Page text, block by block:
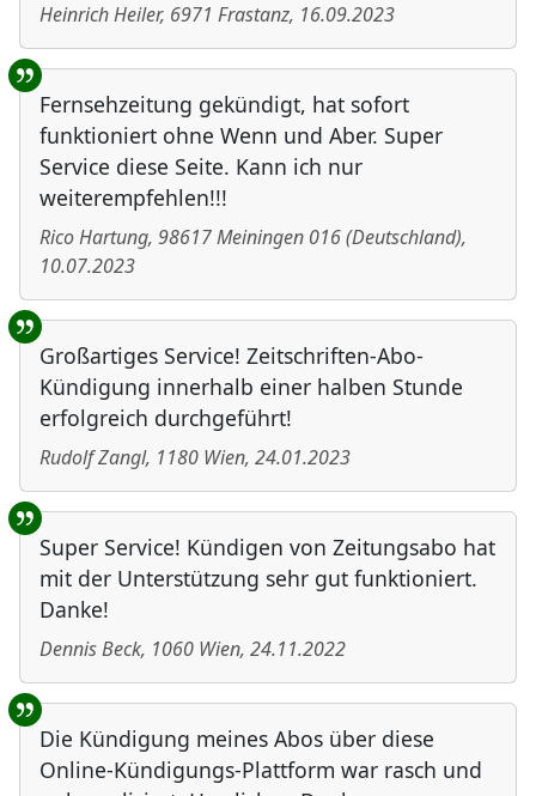
Heinrich Heiler, 6971 Frastanz, 16.09.2023
Fernsehzeitung gekündigt, hat sofort
funktioniert ohne Wenn und Aber. Super
Service diese Seite. Kann ich nur
weiterempfehlen!!!
Rico Hartung, 98617Meiningen 016(Deutschland),
10.07.2023
Großartiges Service! Zeitschriften-Abo-
Kündigung innerhalb einer halben Stunde
erfolgreich durchgeführt!
Rudolf Zangl, 1180 Wien, 24.01.2023
Super Service! Kündigen von Zeitungsabo hat
mit der Unterstützung sehr gut funktioniert.
Danke!
Dennis Beck, 1060 Wien, 24.11.2022
Die Kündigung meines Abos über diese
Online-Kündigungs-Plattform war rasch und